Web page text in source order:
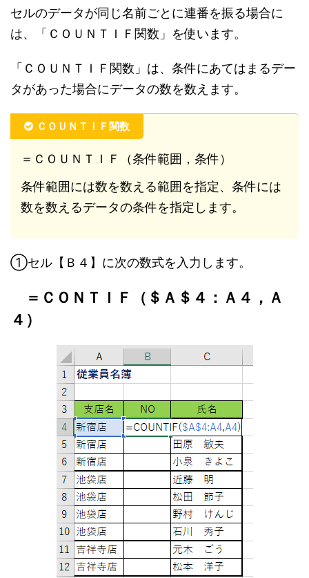
セルのデータが同じ名前ごとに連番を振る場合に
は、「ＣＯＵＮＴＩＦ関数」を使います。
「ＣＯＵＮＴＩＦ関数」は、条件にあてはまるデー
タがあった場合にデータの数を数えます。
ＣＯＵＮＴＩＦ関数
＝ＣＯＵＮＴＩＦ（条件範囲，条件）
条件範囲には数を数える範囲を指定、条件には
数を数えるデータの条件を指定します。
①セル【Ｂ４】に次の数式を入力します。
＝ＣＯＮＴＩＦ（＄Ａ＄４：Ａ４，Ａ
４）